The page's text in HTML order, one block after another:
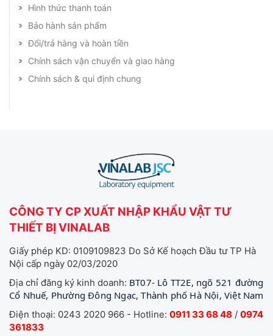
Hình thức thanh toán
Bảo hành sản phẩm
Đổi/trả hàng và hoàn tiền
Chính sách vận chuyển và giao hàng
Chính sách & qui định chung
CÔNG TY CP XUẤT NHẬP KHẨU VẬT TƯ
THIẾT BỊ VINALAB
Giấy phép KD: 0109109823 Do Sở Kế hoạch Đầu tư TP Hà
Nội cấp ngày 02/03/2020
Địa chỉ đăng ký kinh doanh: BT07- Lô TT2E, ngõ 521 đường
Cổ Nhuế, Phường Đông Ngạc, Thành phố Hà Nội, Việt Nam
Điện thoại: 0243 2020 966 - Hotline: 0911 33 68 48 / 0974
361833